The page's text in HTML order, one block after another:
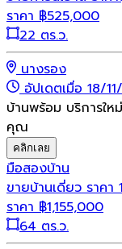
ราคา ฿525,000
22 ตร.ว.
นางรอง
อัปเดตเมื่อ 18/
บ้านพร้อม บริการใ
คุณ
คลิกเลย
มือสองบ้าน
ขายบ้านเดี่ยว ราคา
ราคา ฿1,155,000
64 ตร.ว.